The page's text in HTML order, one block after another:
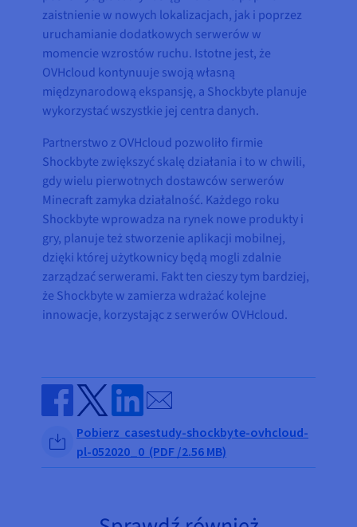
zaistnienie w nowych lokalizacjach, jak i poprzez
uruchamianie dodatkowych serwerów w
momencie wzrostów ruchu. Istotne jest, że
OVHcloud kontynuuje swoją własną
międzynarodową ekspansję, a Shockbyte planuje
wykorzystać wszystkie jej centra danych.
Partnerstwo z OVHcloud pozwoliło firmie
Shockbyte zwiększyć skalę działania i to w chwili,
gdy wielu pierwotnych dostawców serwerów
Minecraft zamyka działalność. Każdego roku
Shockbyte wprowadza na rynek nowe produkty i
gry, planuje też stworzenie aplikacji mobilnej,
dzięki której użytkownicy będą mogli zdalnie
zarządzać serwerami. Fakt ten cieszy tym bardziej,
że Shockbyte w zamierza wdrażać kolejne
innowacje, korzystając z serwerów OVHcloud.
Share on Facebook
Share on Twitter
Share on Linkedin
Send by email
Pobierz casestudy-shockbyte-ovhcloud-
pl-052020_0 (PDF /2.56 MB)